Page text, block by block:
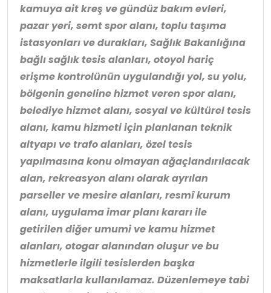
kamuya ait kreş ve gündüz bakım evleri,
pazar yeri, semt spor alanı, toplu taşıma
istasyonları ve durakları, Sağlık Bakanlığına
bağlı sağlık tesis alanları, otoyol hariç
erişme kontrolünün uygulandığı yol, su yolu,
bölgenin geneline hizmet veren spor alanı,
belediye hizmet alanı, sosyal ve kültürel tesis
alanı, kamu hizmeti için planlanan teknik
altyapı ve trafo alanları, özel tesis
yapılmasına konu olmayan ağaçlandırılacak
alan, rekreasyon alanı olarak ayrılan
parseller ve mesire alanları, resmî kurum
alanı, uygulama imar planı kararı ile
getirilen diğer umumi ve kamu hizmet
alanları, otogar alanından oluşur ve bu
hizmetlerle ilgili tesislerden başka
maksatlarla kullanılamaz. Düzenlemeye tabi